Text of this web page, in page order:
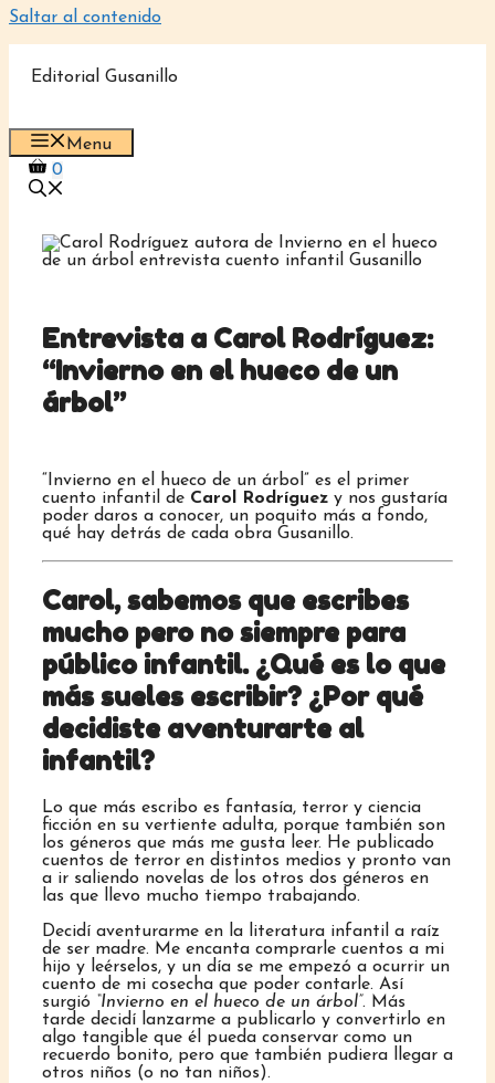
Saltar al contenido
Editorial Gusanillo
Menu
0
Entrevista a Carol Rodríguez:
“Invierno en el hueco de un
árbol”
“Invierno en el hueco de un árbol” es el primer
cuento infantil de Carol Rodríguez y nos gustaría
poder daros a conocer, un poquito más a fondo,
qué hay detrás de cada obra Gusanillo.
Carol, sabemos que escribes
mucho pero no siempre para
público infantil. ¿Qué es lo que
más sueles escribir? ¿Por qué
decidiste aventurarte al
infantil?
Lo que más escribo es fantasía, terror y ciencia
ficción en su vertiente adulta, porque también son
los géneros que más me gusta leer. He publicado
cuentos de terror en distintos medios y pronto van
a ir saliendo novelas de los otros dos géneros en
las que llevo mucho tiempo trabajando.
Decidí aventurarme en la literatura infantil a raíz
de ser madre. Me encanta comprarle cuentos a mi
hijo y leérselos, y un día se me empezó a ocurrir un
cuento de mi cosecha que poder contarle. Así
surgió “Invierno en el hueco de un árbol”. Más
tarde decidí lanzarme a publicarlo y convertirlo en
algo tangible que él pueda conservar como un
recuerdo bonito, pero que también pudiera llegar a
otros niños (o no tan niños).